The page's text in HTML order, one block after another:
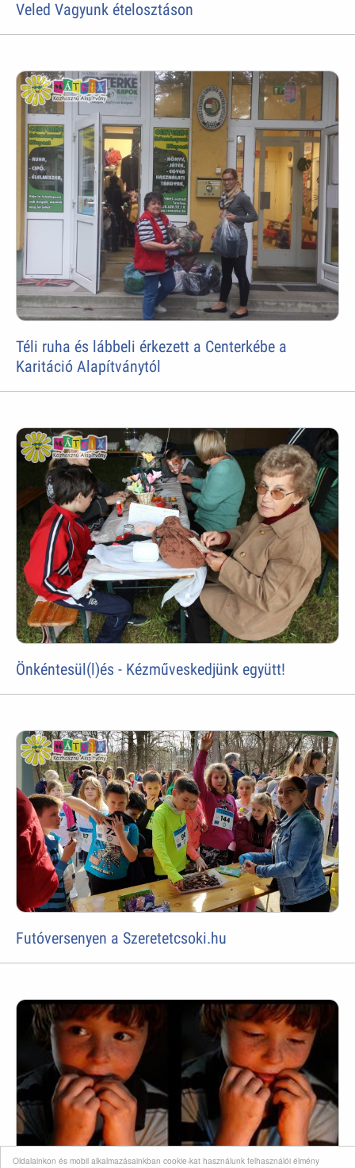
Oldalainkon és mobil alkalmazásainkban cookie-kat használunk felhasználói élmény
Veled Vagyunk ételosztáson
Téli ruha és lábbeli érkezett a Centerkébe a
Karitáció Alapítványtól
Önkéntesül(l)és - Kézműveskedjünk együtt!
Futóversenyen a Szeretetcsoki.hu